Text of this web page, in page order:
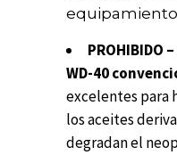
PROHIBIDO
WD-40
excelentes para
los aceites
degradan el